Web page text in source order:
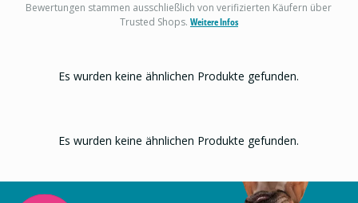
Bewertungen stammen ausschließlich von verifizierten Käufern über
Trusted Shops. Weitere Infos
Es wurden keine ähnlichen Produkte gefunden.
Es wurden keine ähnlichen Produkte gefunden.